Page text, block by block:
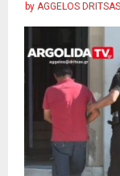
by AGGELOS DRITSAS